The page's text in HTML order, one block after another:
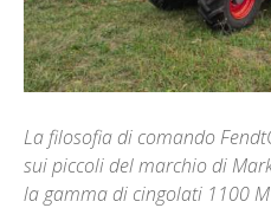
La filosofia di comando
sui piccoli del marchio di
la gamma di cingolati 1100